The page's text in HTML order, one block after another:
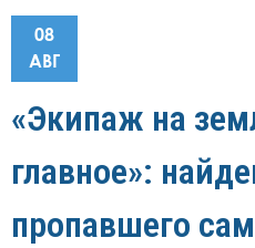
08
АВГ
«Экипаж на
главное»:
пропавшего